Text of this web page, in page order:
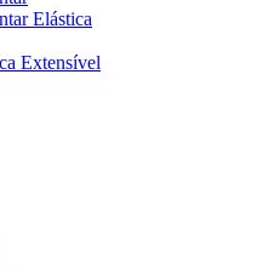
Elástica
Extensível